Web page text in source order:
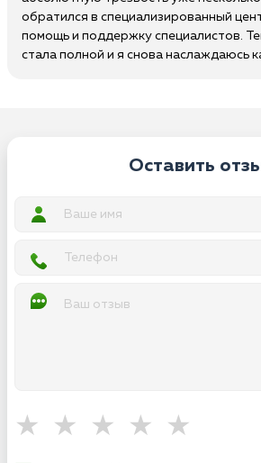
обратился в специализированный
помощь и поддержку специалистов.
стала полной и я снова наслаждаюсь
Оставить